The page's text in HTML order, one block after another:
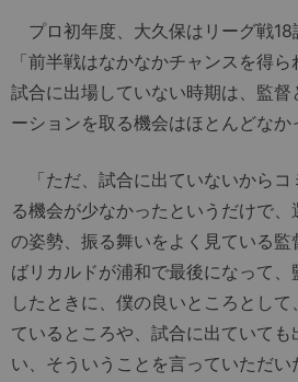
プロ初年度、大久保はリーグ戦18
「前半戦はなかなかチャンスを得ら
試合に出場していない時期は、監
ーションを取る機会はほとんどなか
「ただ、試合に出ていないからコ
る機会が少なかったというだけで
の姿勢、振る舞いをよく見ている監
ばリカルドが浦和で最後になって
したときに、僕の良いところとし
ているところや、試合に出ていて
い、そういうことを言っていただ